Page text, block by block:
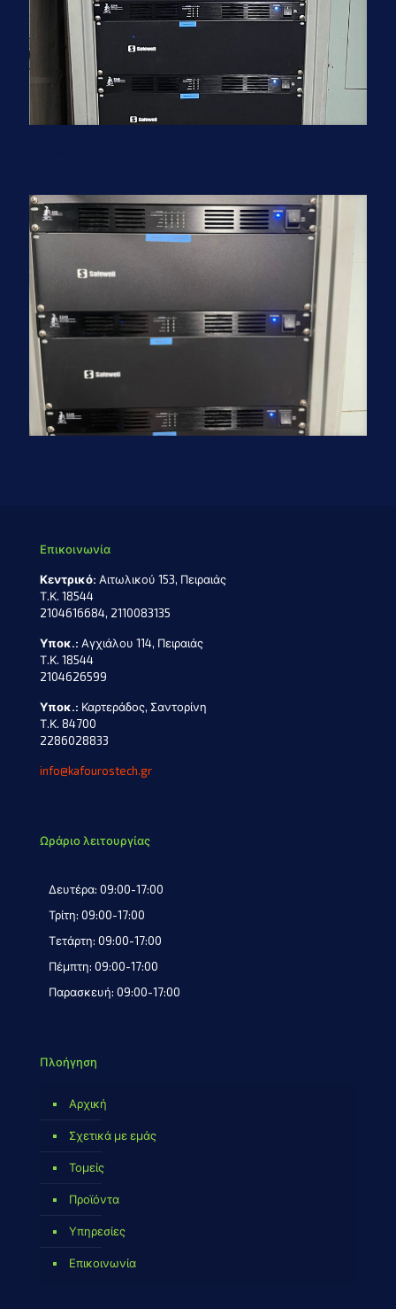
Επικοινωνία
Κεντρικό: Αιτωλικού 153, Πειραιάς
Τ.Κ. 18544
2104616684, 2110083135
Υποκ.: Αγχιάλου 114, Πειραιάς
Τ.Κ. 18544
2104626599
Υποκ.: Καρτεράδος, Σαντορίνη
Τ.Κ. 84700
2286028833
info@kafourostech.gr
Ωράριο λειτουργίας
Δευτέρα: 09:00-17:00
Τρίτη: 09:00-17:00
Τετάρτη: 09:00-17:00
Πέμπτη: 09:00-17:00
Παρασκευή: 09:00-17:00
Πλοήγηση
Αρχική
Σχετικά με εμάς
Τομείς
Προϊόντα
Υπηρεσίες
Επικοινωνία